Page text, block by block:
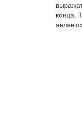
конца.